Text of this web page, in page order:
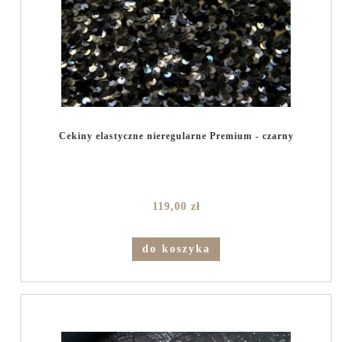
Cekiny elastyczne nieregularne Premium - czarny
119,00 zł
do koszyka